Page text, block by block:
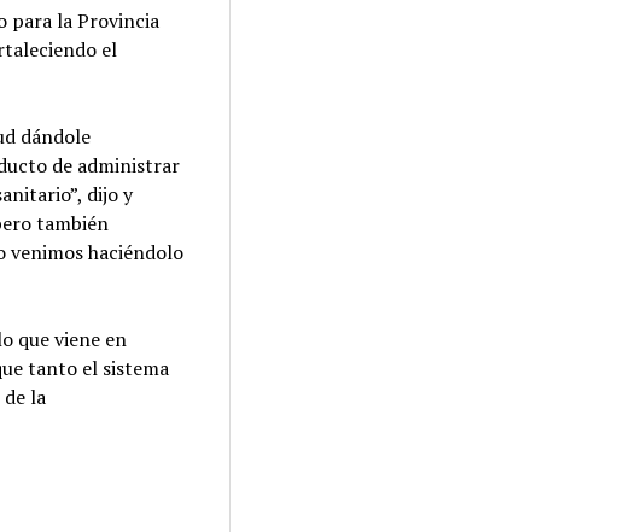
para la Provincia
el
dándole
de administrar
dijo y
también
venimos haciéndolo
que viene en
tanto el sistema
la